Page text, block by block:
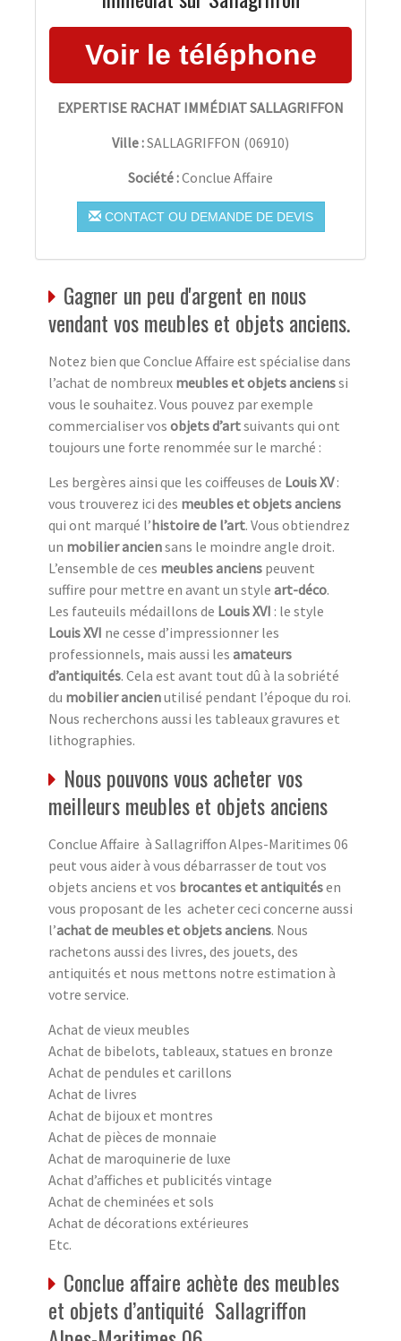
EXPERTISE RACHAT IMMÉDIAT SALLAGRIFFON
Ville :SALLAGRIFFON (06910)
Société :Conclue Affaire
CONTACT OU DEMANDE DE DEVIS
Gagner un peu d'argent en nous
vendant vos meubles et objets anciens.
Notez bien que Conclue Affaire est spécialise dans
l’achat de nombreux meubles et objets ancienssi
vous le souhaitez. Vous pouvez par exemple
commercialiser vos objets d’artsuivants qui ont
toujours une forte renommée sur le marché :
Les bergères ainsi que les coiffeuses de Louis XV:
vous trouverez ici des meubles et objets anciens
qui ont marqué l’histoire de l’art. Vous obtiendrez
un mobilier anciensans le moindre angle droit.
L’ensemble de ces meubles anciens peuvent
suffire pour mettre en avant un style art-déco.
Les fauteuils médaillons de Louis XVI : le style
Louis XVI ne cesse d’impressionner les
professionnels, mais aussi les amateurs
d’antiquités. Cela est avant tout dû à la sobriété
du mobilier ancienutilisé pendant l’époque du roi.
Nous recherchons aussi les tableaux gravures et
lithographies.
Nous pouvons vous acheter vos
meilleurs meubles et objets anciens
Conclue Affaire à Sallagriffon Alpes-Maritimes 06
peut vous aider à vous débarrasser de tout vos
objets anciens et vos brocantes et antiquitésen
vous proposant de les acheter ceci concerne aussi
l’achat de meubles et objets anciens. Nous
rachetons aussi des livres, des jouets, des
antiquités et nous mettons notre estimation à
votre service.
Achat de vieux meubles
Achat de bibelots, tableaux, statues en bronze
Achat de pendules et carillons
Achat de livres
Achat de bijoux et montres
Achat de pièces de monnaie
Achat de maroquinerie de luxe
Achat d’affiches et publicités vintage
Achat de cheminées et sols
Achat de décorations extérieures
Etc.
Conclue affaire achète des meubles
et objets d’antiquité Sallagriffon